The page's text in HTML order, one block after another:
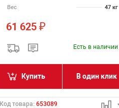
Вес
47 кг
61 625 ₽
Есть в наличии
Купить В один клик
Код товара: 653089